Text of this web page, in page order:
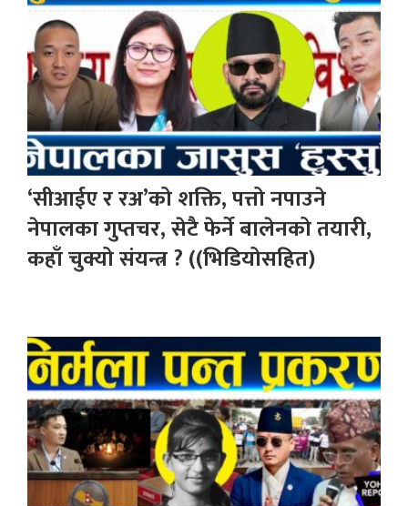
‘सीआईए र रअ’को शक्ति, पत्तो नपाउने
नेपालका गुप्तचर, सेटै फेर्ने बालेनको तयारी,
कहाँ चुक्यो संयन्त्र ? ((भिडियोसहित)